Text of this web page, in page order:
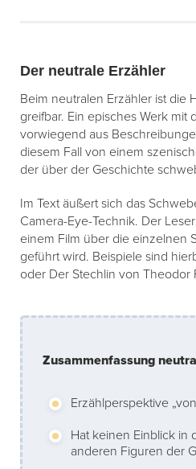
Der neutrale Erzähler
Beim neutralen Erzähler ist die
greifbar. Ein episches Werk mit
vorwiegend aus
diesem Fall von einem
der über der Geschichte
Im Text äußert sich das
Camera-Eye-Technik. Der
einem Film über die einzelnen
geführt wird. Beispiele sind
oder Der Stechlin von Theodor
Zusammenfassung
Erzählperspektive
Hat keinen Einblick in
anderen Figuren der